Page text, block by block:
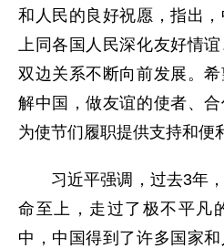
和人民的良好祝愿，指出
上同各国人民深化友好情
双边关系不断向前发展。
解中国，做友谊的使者、
为使节们履职提供支持和便
习近平强调，过去3年
命至上，走过了极不平凡
中，中国得到了许多国家